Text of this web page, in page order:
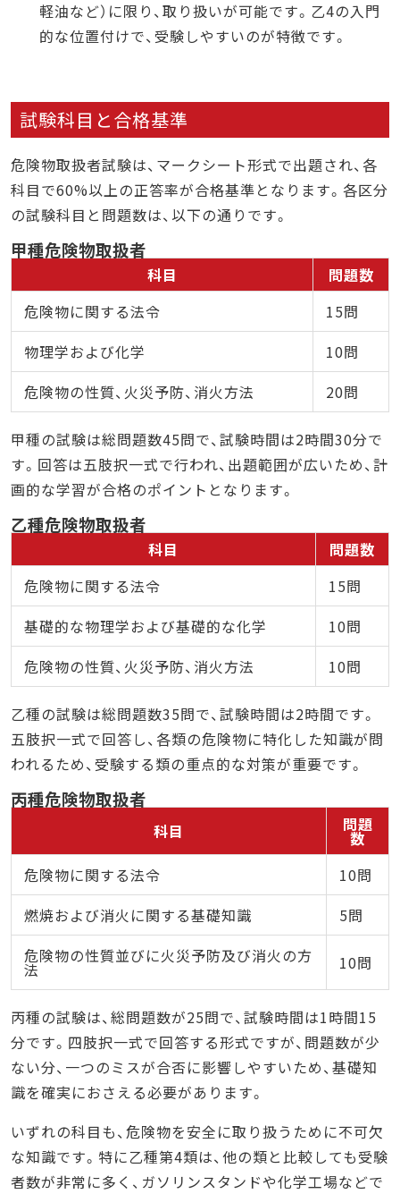
軽油など）に限り、取り扱いが可能です。乙4の入門
的な位置付けで、受験しやすいのが特徴です。
試験科目と合格基準
危険物取扱者試験は、マークシート形式で出題され、各
科目で60%以上の正答率が合格基準となります。各区分
の試験科目と問題数は、以下の通りです。
甲種危険物取扱者
科目
問題数
危険物に関する法令
15問
物理学および化学
10問
危険物の性質、火災予防、消火方法
20問
甲種の試験は総問題数45問で、試験時間は2時間30分で
す。回答は五肢択一式で行われ、出題範囲が広いため、計
画的な学習が合格のポイントとなります。
乙種危険物取扱者
科目
問題数
危険物に関する法令
15問
基礎的な物理学および基礎的な化学
10問
危険物の性質、火災予防、消火方法
10問
乙種の試験は総問題数35問で、試験時間は2時間です。
五肢択一式で回答し、各類の危険物に特化した知識が問
われるため、受験する類の重点的な対策が重要です。
丙種危険物取扱者
科目 問題
数
危険物に関する法令
10問
燃焼および消火に関する基礎知識
5問
危険物の性質並びに火災予防及び消火の方
法 10問
丙種の試験は、総問題数が25問で、試験時間は1時間15
分です。四肢択一式で回答する形式ですが、問題数が少
ない分、一つのミスが合否に影響しやすいため、基礎知
識を確実におさえる必要があります。
いずれの科目も、危険物を安全に取り扱うために不可欠
な知識です。特に乙種第4類は、他の類と比較しても受験
者数が非常に多く、ガソリンスタンドや化学工場などで